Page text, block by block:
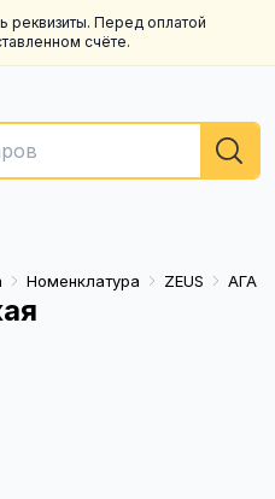
реквизиты. Перед оплатой
счёте.
Номенклатура ZEUS АГА